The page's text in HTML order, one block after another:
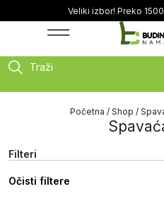
Veliki izbor! Preko
Traži
Početna / Shop /
Filteri
Očisti filtere